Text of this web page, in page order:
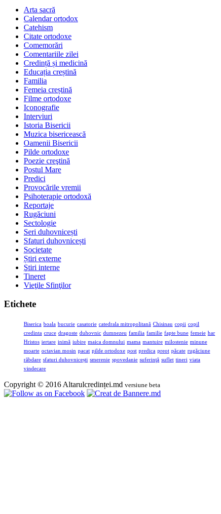
Arta sacră
Calendar ortodox
Catehism
Citate ortodoxe
Comemorări
Comentariile zilei
Credință și medicină
Educația creștină
Familia
Femeia creștină
Filme ortodoxe
Iconografie
Interviuri
Istoria Bisericii
Muzica bisericească
Oamenii Bisericii
Pilde ortodoxe
Poezie creştină
Postul Mare
Predici
Provocările vremii
Psihoterapie ortodoxă
Reportaje
Rugăciuni
Sectologie
Seri duhovnicești
Sfaturi duhovnicești
Societate
Știri externe
Ştiri interne
Tineret
Vieţile Sfinţilor
Etichete
Biserica boala bucurie casatorie catedrala mitropolitană Chisinau copii copil
credinta cruce dragoste duhovnic dumnezeu familia familie fapte bune femeie har
Hristos iertare inimă iubire maica domnului mama mantuire milostenie minune
moarte octavian mosin pacat pilde ortodoxe post predica preot păcate rugăciune
răbdare sfaturi duhovnicești smerenie spovedanie suferinţă suflet tineri viata
vindecare
Copyright © 2016 Altarulcredinței.md versiune beta